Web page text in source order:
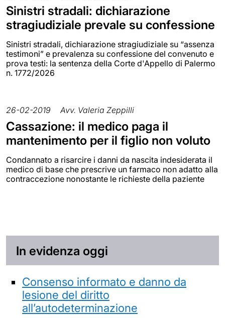
Sinistri stradali: dichiarazione
stragiudiziale prevale su confessione
Sinistri stradali, dichiarazione stragiudiziale su “assenza
testimoni” e prevalenza su confessione del convenuto e
prova testi: la sentenza della Corte d'Appello di Palermo
n. 1772/2026
26-02-2019 Avv. Valeria Zeppilli
Cassazione: il medico paga il
mantenimento per il figlio non voluto
Condannato a risarcire i danni da nascita indesiderata il
medico di base che prescrive un farmaco non adatto alla
contraccezione nonostante le richieste della paziente
In evidenza oggi
Consenso informato e danno da
lesione del diritto
all’autodeterminazione